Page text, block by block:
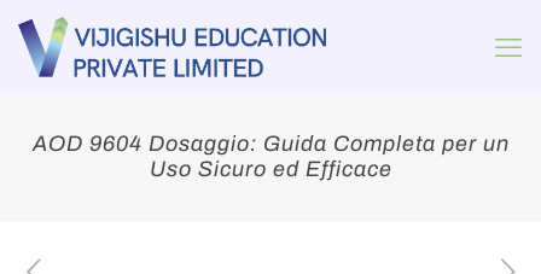
AOD 9604 Dosaggio: Guida Completa per un
Uso Sicuro ed Efficace